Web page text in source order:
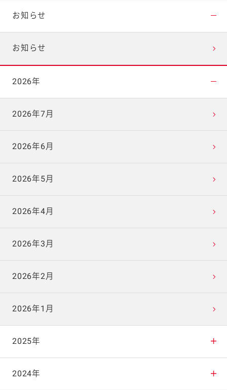
お知らせ
お知らせ
2026年
2026年7月
2026年6月
2026年5月
2026年4月
2026年3月
2026年2月
2026年1月
2025年
2025年12月
2024年